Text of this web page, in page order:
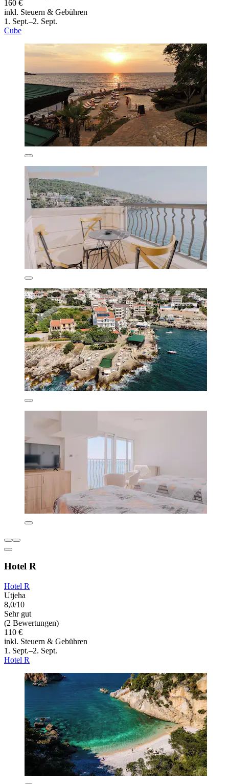
160 €
inkl. Steuern & Gebühren
1. Sept.–2. Sept.
Cube
Hotel R
Hotel R
Utjeha
8,0/10
Sehr gut
(2 Bewertungen)
110 €
inkl. Steuern & Gebühren
1. Sept.–2. Sept.
Hotel R